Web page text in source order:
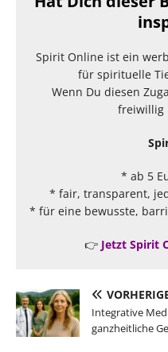
Spirit Online ist ein
für spirituelle
Wenn Du diesen
freiwillig
* ab 5
* fair, transparent,
* für eine bewusste,
👉 Jetzt Spirit
Integrative
ganzheitliche